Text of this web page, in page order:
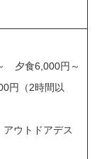
夕食6,000円～
円（2時間以
ウトドアデス